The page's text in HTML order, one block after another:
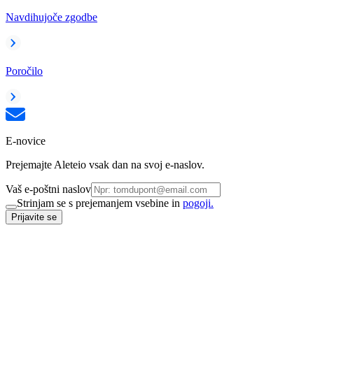
Navdihujoče zgodbe
Poročilo
E-novice
Prejemajte Aleteio vsak dan na svoj e-naslov.
Vaš e-poštni naslov
Strinjam se s prejemanjem vsebine in pogoji.
Prijavite se